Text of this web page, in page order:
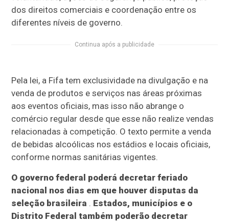
dos direitos comerciais e coordenação entre os
diferentes níveis de governo.
Continua após a publicidade
Pela lei, a Fifa tem exclusividade na divulgação e na
venda de produtos e serviços nas áreas próximas
aos eventos oficiais, mas isso não abrange o
comércio regular desde que esse não realize vendas
relacionadas à competição. O texto permite a venda
de bebidas alcoólicas nos estádios e locais oficiais,
conforme normas sanitárias vigentes.
O governo federal poderá decretar feriado
nacional nos dias em que houver disputas da
seleção brasileira . Estados, municípios e o
Distrito Federal também poderão decretar